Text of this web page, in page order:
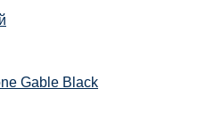
Gable Black